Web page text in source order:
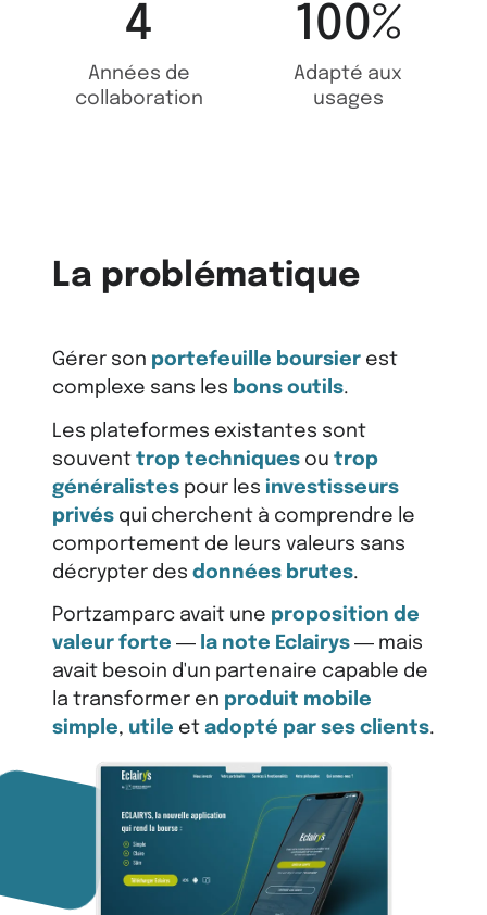
4
Années de
collaboration
100%
Adapté aux
usages
La problématique
Gérer son portefeuille boursier est
complexe sans les bons outils.
Les plateformes existantes sont
souvent trop techniques ou trop
généralistes pour les investisseurs
privés qui cherchent à comprendre le
comportement de leurs valeurs sans
décrypter des données brutes.
Portzamparc avait une proposition de
valeur forte — la note Eclairys — mais
avait besoin d'un partenaire capable de
la transformer en produit mobile
simple, utile et adopté par ses clients.